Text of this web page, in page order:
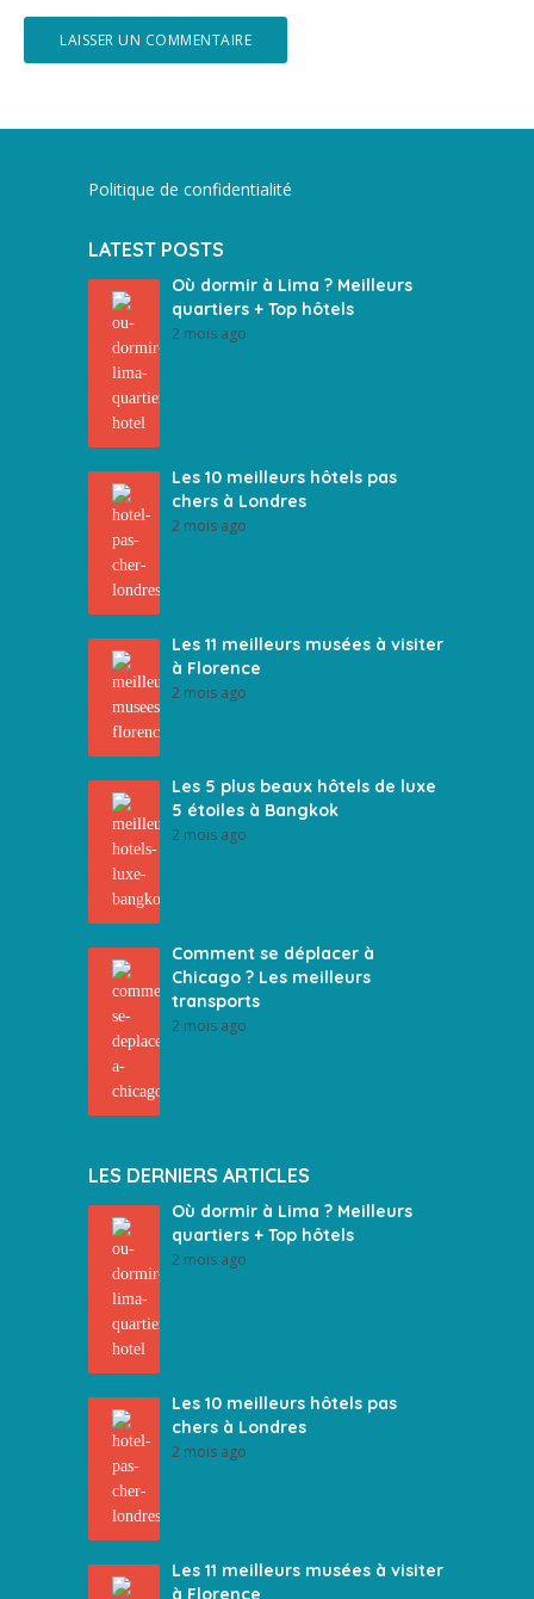
Politique de confidentialité
LATEST POSTS
Où dormir à Lima ? Meilleurs
quartiers + Top hôtels
2 mois ago
Les 10 meilleurs hôtels pas
chers à Londres
2 mois ago
Les 11 meilleurs musées à visiter
à Florence
2 mois ago
Les 5 plus beaux hôtels de luxe
5 étoiles à Bangkok
2 mois ago
Comment se déplacer à
Chicago ? Les meilleurs
transports
2 mois ago
LES DERNIERS ARTICLES
Où dormir à Lima ? Meilleurs
quartiers + Top hôtels
2 mois ago
Les 10 meilleurs hôtels pas
chers à Londres
2 mois ago
Les 11 meilleurs musées à visiter
à Florence